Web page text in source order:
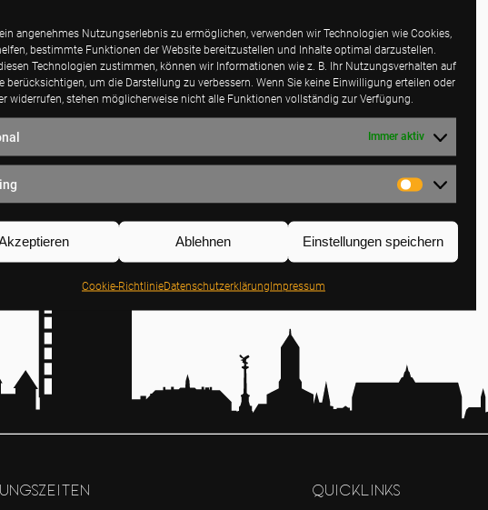
angenehmes Nutzungserlebnis zu ermöglichen, verwenden wir Technologien wie Cookies,
bestimmte Funktionen der Website bereitzustellen und Inhalte optimal darzustellen.
Technologien zustimmen, können wir Informationen wie z. B. Ihr Nutzungsverhalten auf
berücksichtigen, um die Darstellung zu verbessern. Wenn Sie keine Einwilligung erteilen oder
widerrufen, stehen möglicherweise nicht alle Funktionen vollständig zur Verfügung.
Immer aktiv
Marketing
Ablehnen Einstellungen speichern
Cookie-RichtlinieDatenschutz­erklärungImpressum
Fotoshooting
Quicklinks